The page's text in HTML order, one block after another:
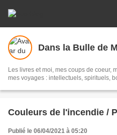
Dans la Bulle de
Les livres et moi, mes coups de coeur,
mes voyages : intellectuels, spirituels,
Couleurs de l'incendie /
Publié le 06/04/2021 à 05:20